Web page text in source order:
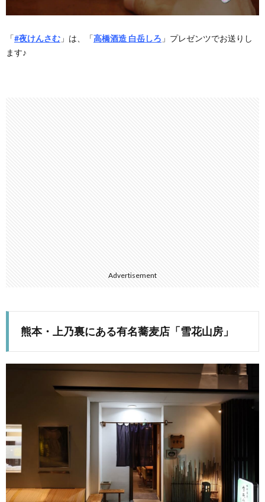
「#夜けんさむ 」は、「高橋酒造 白岳しろ 」プレゼンツでお送りし
ます♪
Advertisement
熊本・上乃裏にある有名蕎麦店「雪花山房」